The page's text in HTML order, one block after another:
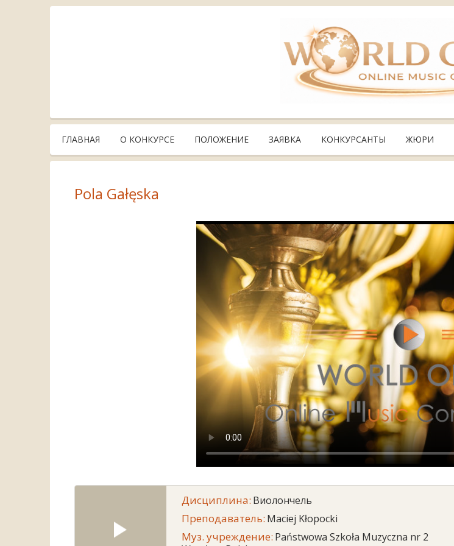
ГЛАВНАЯ О КОНКУРСЕ ПОЛОЖЕНИЕ ЗАЯВКА КОНКУРСАНТЫ ЖЮРИ
Pola Gałęska
Дисциплина: Виолончель
Преподаватель: Maciej Kłopocki
Муз. учреждение: Państwowa Szkoła Muzyczna nr 2